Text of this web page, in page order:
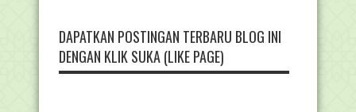
DAPATKAN POSTINGAN TERBARU BLOG INI
DENGAN KLIK SUKA (LIKE PAGE)